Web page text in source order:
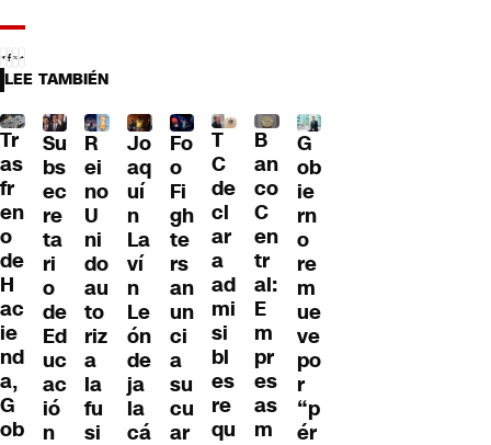
LEE TAMBIÉN
Tr
as
fr
en
o
de
H
ac
ie
nd
a,
G
ob
Su
bs
ec
re
ta
ri
o
de
Ed
uc
ac
ió
n
R
ei
no
U
ni
do
au
to
riz
a
la
fu
si
Jo
aq
uí
n
La
ví
n
Le
ón
de
ja
la
cá
Fo
o
Fi
gh
te
rs
an
un
ci
a
su
cu
ar
T
C
de
cl
ar
a
ad
mi
si
bl
es
re
qu
B
an
co
C
en
tr
al:
E
m
pr
es
as
m
G
ob
ie
rn
o
re
m
ue
ve
po
r
“p
ér